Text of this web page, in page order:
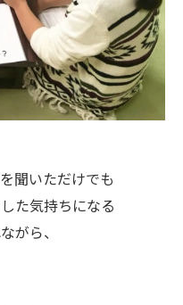
聞いただけでも
た気持ちになる
がら、